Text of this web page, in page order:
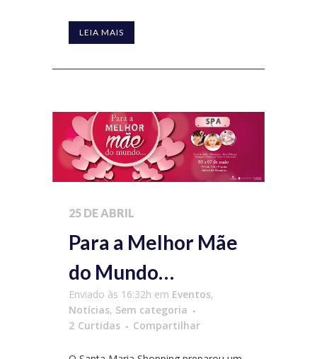
LEIA MAIS
25 DE ABRIL
Para a Melhor Mãe
do Mundo…
Enviado às 16:32h em Eventos,
Notícias, Sem categoria
2 Curtidas Compartilhar